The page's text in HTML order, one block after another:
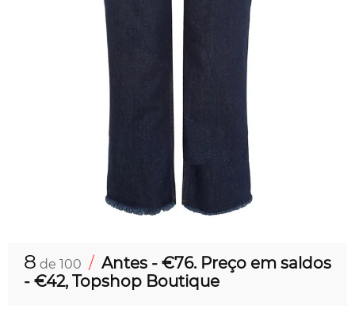
8 de 100 / Antes - €76. Preço em saldos
- €42, Topshop Boutique